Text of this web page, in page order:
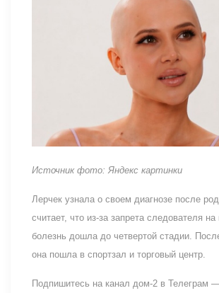
Источник фото: Яндекс картинки
Лерчек узнала о своем диагнозе после
считает, что из-за запрета следователя
болезнь дошла до четвертой стадии.
она пошла в спортзал и торговый центр.
Подпишитесь на канал дом-2 в Телеграм